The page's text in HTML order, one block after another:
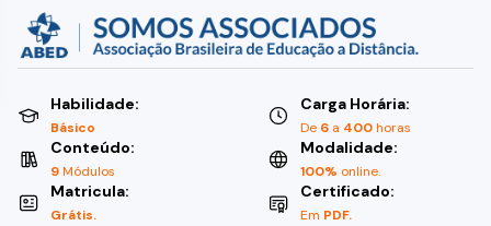
Habilidade:
Básico
Carga Horária:
De 6 a 400horas
Conteúdo:
9Módulos
Modalidade:
100% online.
Matricula:
Grátis.
Certificado:
Em PDF.